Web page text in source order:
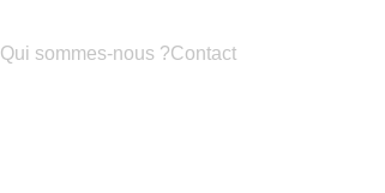
Qui sommes-nous ?Contact